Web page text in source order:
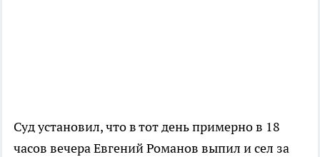
Суд установил, что в тот день примерно в 18
часов вечера Евгений Романов выпил и сел за